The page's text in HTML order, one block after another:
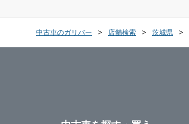
中古車のガリバー 店舗検索 茨城県